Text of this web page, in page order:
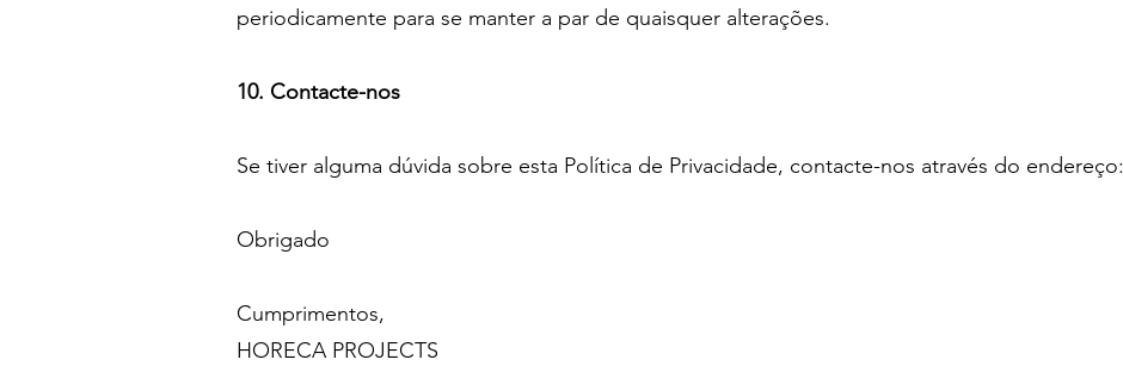
periodicamente para se manter a par de quaisquer alterações.
10. Contacte-nos
Se tiver alguma dúvida sobre esta Política de Privacidade, contacte-nos através do endereço:
Obrigado
Cumprimentos,
HORECA PROJECTS​